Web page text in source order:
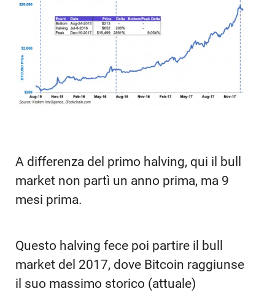
A differenza del primo halving, qui il bull
market non partì un anno prima, ma 9
mesi prima.
Questo halving fece poi partire il bull
market del 2017, dove Bitcoin raggiunse
il suo massimo storico (attuale)